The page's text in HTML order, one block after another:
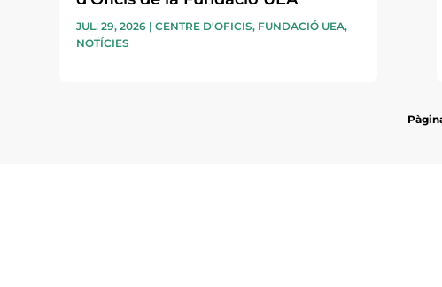
JUL. 29, 2026 |CENTRE D'OFICIS, FUNDACIÓ UEA,
NOTÍCIES